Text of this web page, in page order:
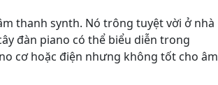
thanh synth. Nó trông tuyệt vời ở nhà
đàn piano có thể biểu diễn trong
cơ hoặc điện nhưng không tốt cho âm